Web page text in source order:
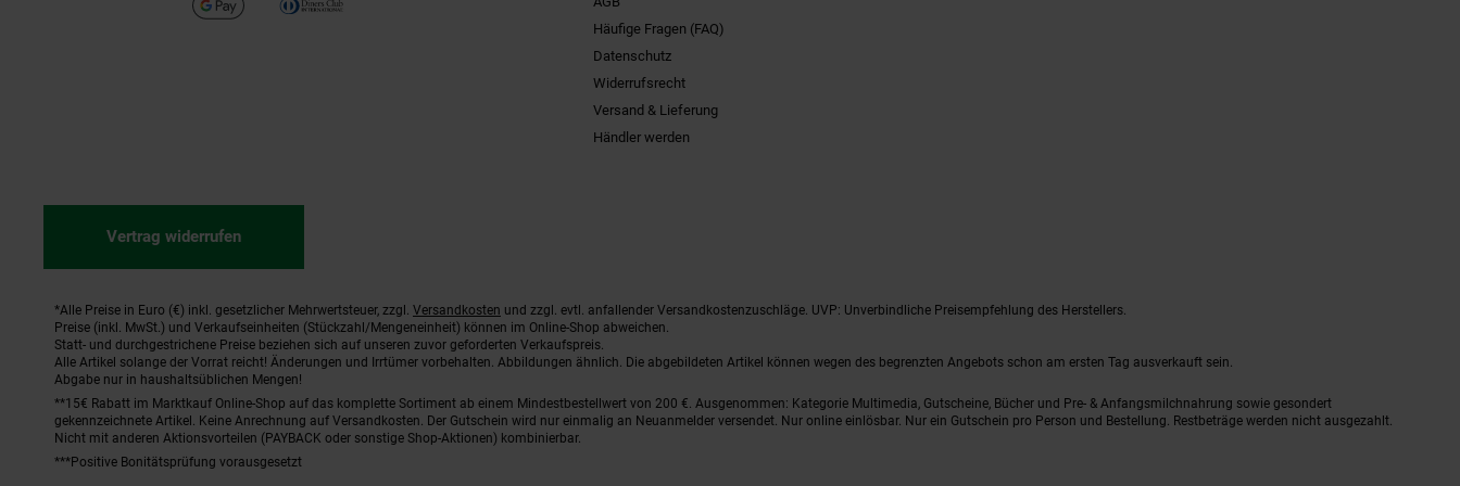
Häufige Fragen (FAQ)
Datenschutz
Widerrufsrecht
Versand & Lieferung
Händler werden
Vertrag widerrufen
Fußnoten
*Alle Preise in Euro (€) inkl. gesetzlicher Mehrwertsteuer, zzgl. Versandkosten und zzgl. evtl. anfallender Versandkostenzuschläge. UVP: Unverbindliche Preisempfehlung des Herstellers.
Preise (inkl. MwSt.) und Verkaufseinheiten (Stückzahl/Mengeneinheit) können im Online-Shop abweichen.
Statt- und durchgestrichene Preise beziehen sich auf unseren zuvor geforderten Verkaufspreis.
Alle Artikel solange der Vorrat reicht! Änderungen und Irrtümer vorbehalten. Abbildungen ähnlich. Die abgebildeten Artikel können wegen des begrenzten Angebots schon am ersten Tag ausverkauft sein.
Abgabe nur in haushaltsüblichen Mengen!
**15€ Rabatt im Marktkauf Online-Shop auf das komplette Sortiment ab einem Mindestbestellwert von 200 €. Ausgenommen: Kategorie Multimedia, Gutscheine, Bücher und Pre- & Anfangsmilchnahrung sowie gesondert
gekennzeichnete Artikel. Keine Anrechnung auf Versandkosten. Der Gutschein wird nur einmalig an Neuanmelder versendet. Nur online einlösbar. Nur ein Gutschein pro Person und Bestellung. Restbeträge werden nicht ausgezahlt.
Nicht mit anderen Aktionsvorteilen (PAYBACK oder sonstige Shop-Aktionen) kombinierbar.
***Positive Bonitätsprüfung vorausgesetzt